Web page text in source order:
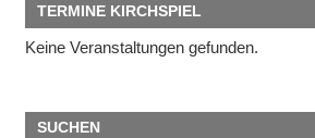
TERMINE KIRCHSPIEL
Keine Veranstaltungen gefunden.
SUCHEN